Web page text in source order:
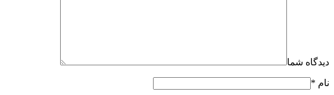
دیدگاه شما
نام *